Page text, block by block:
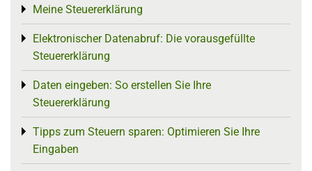
Meine Steuererklärung
Toggle menu
Elektronischer Datenabruf: Die vorausgefüllte
Steuererklärung
Toggle menu
Daten eingeben: So erstellen Sie Ihre
Steuererklärung
Toggle menu
Tipps zum Steuern sparen: Optimieren Sie Ihre
Eingaben
Toggle menu